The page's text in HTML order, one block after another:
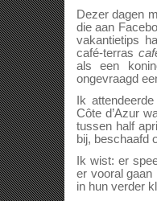
Dezer dagen
die aan
vakantietips
café-terras
als een
ongevraagd
Ik
Côte d’Azur
tussen half
bij, beschaafd
Ik wist: er
er vooral gaan
in hun verder